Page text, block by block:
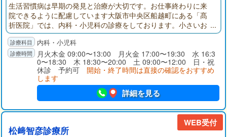
生活習慣病は早期の発見と治療が大切です。お仕事終わりに来
院できるように配慮しています大阪市中央区船越町にある「髙
折医院」では、内科・小児科の診療をしております。小さいお
子さまからお年寄りの方まで、幅広い患者さまの健康状態を確
認できるように検査設備を整えています。また、院内にはエレ
ベーターを設けており、ベビーカーや車いす、足腰の不自由な
方でもスムーズに院内を移動できるようにしています。当院は
京阪電気鉄道・京阪本線「天満橋駅」「北浜駅」より徒歩約8分
の場所にあります。また、お仕事帰りの方が通院しやすいよ
う、月・火・金曜日は19：30まで、水曜日は16：00スタートに
して18：30まで、木曜日は20：00まで診療しています。さら
に、土曜日は午前中も診療しております。どなたでも通院しや
すい医院を目指していますので、何かお困りの際には当院まで
ご相談ください。
内科・小児科
月火木金 09:00〜13:00 月火金 17:00〜19:30 水 16:3
0〜18:30 木 18:30〜20:00 土 09:00〜12:00 日・祝
休診 予約可 開始・終了時間は直接の確認をおすすめ
します
詳細を見る
WEB受付
松﨑智彦診療所